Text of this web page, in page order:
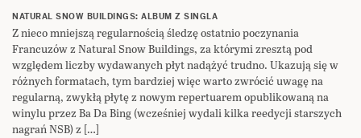
NATURAL SNOW BUILDINGS: ALBUM Z SINGLA
Z nieco mniejszą regularnością śledzę ostatnio poczynania
Francuzów z Natural Snow Buildings, za którymi zresztą pod
względem liczby wydawanych płyt nadążyć trudno. Ukazują się w
różnych formatach, tym bardziej więc warto zwrócić uwagę na
regularną, zwykłą płytę z nowym repertuarem opublikowaną na
winylu przez Ba Da Bing (wcześniej wydali kilka reedycji starszych
nagrań NSB) z […]